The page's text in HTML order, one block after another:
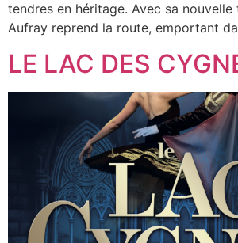
tendres en héritage. Avec sa nouvelle
Aufray reprend la route, emportant
LE LAC DES